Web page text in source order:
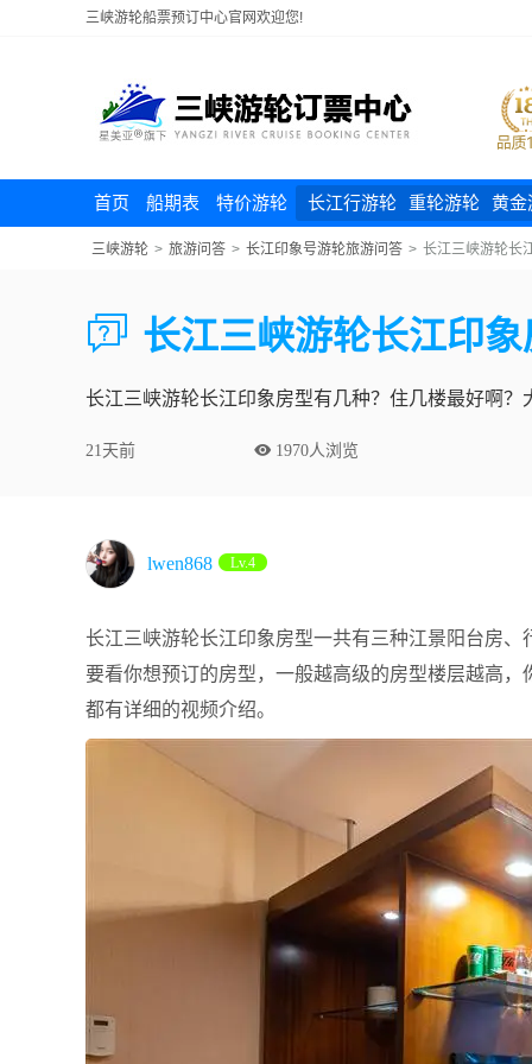
三峡游轮船票预订中心官网欢迎您!
首页 船期表 特价游轮 长江行游轮 重轮游轮 黄金
三峡游轮 > 旅游问答 > 长江印象号游轮旅游问答 > 长江三峡游轮长
 长江三峡游轮长江印象
长江三峡游轮长江印象房型有几种？住几楼最好啊？
21天前  1970人浏览
lwen868 Lv.4
长江三峡游轮长江印象房型一共有三种江景阳台房
要看你想预订的房型，一般越高级的房型楼层越高，
都有详细的视频介绍。